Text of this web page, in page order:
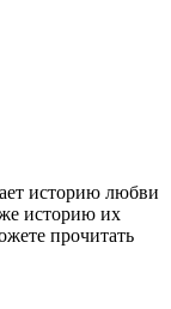
историю любви
историю их
прочитать